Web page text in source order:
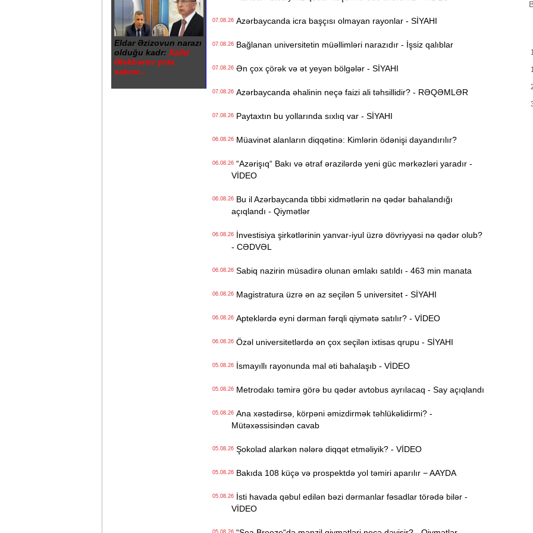
Eldar Əzizovun narazı
olduğu kadr: Xalid
Ələkbərov yola
salınır...
07.08.26Azərbaycanda icra başçısı olmayan rayonlar - SİYAHI
07.08.26Bağlanan universitetin müəllimləri narazıdır - İşsiz qalıblar
07.08.26Ən çox çörək və ət yeyən bölgələr - SİYAHI
07.08.26Azərbaycanda əhalinin neçə faizi ali təhsillidir? - RƏQƏMLƏR
07.08.26Paytaxtın bu yollarında sıxlıq var - SİYAHI
06.08.26Müavinət alanların diqqətinə: Kimlərin ödənişi dayandırılır?
06.08.26“Azərişıq“ Bakı və ətraf ərazilərdə yeni güc mərkəzləri yaradır -
VİDEO
06.08.26Bu il Azərbaycanda tibbi xidmətlərin nə qədər bahalandığı
açıqlandı - Qiymətlər
06.08.26İnvestisiya şirkətlərinin yanvar-iyul üzrə dövriyyəsi nə qədər olub?
- CƏDVƏL
06.08.26Sabiq nazirin müsadirə olunan əmlakı satıldı - 463 min manata
06.08.26Magistratura üzrə ən az seçilən 5 universitet - SİYAHI
06.08.26Apteklərdə eyni dərman fərqli qiymətə satılır? - VİDEO
06.08.26Özəl universitetlərdə ən çox seçilən ixtisas qrupu - SİYAHI
05.08.26İsmayıllı rayonunda mal əti bahalaşıb - VİDEO
05.08.26Metrodakı təmirə görə bu qədər avtobus ayrılacaq - Say açıqlandı
05.08.26Ana xəstədirsə, körpəni əmizdirmək təhlükəlidirmi? -
Mütəxəssisindən cavab
05.08.26Şokolad alarkən nələrə diqqət etməliyik? - VİDEO
05.08.26Bakıda 108 küçə və prospektdə yol təmiri aparılır − AAYDA
05.08.26İsti havada qəbul edilən bəzi dərmanlar fəsadlar törədə bilər -
VİDEO
05.08.26